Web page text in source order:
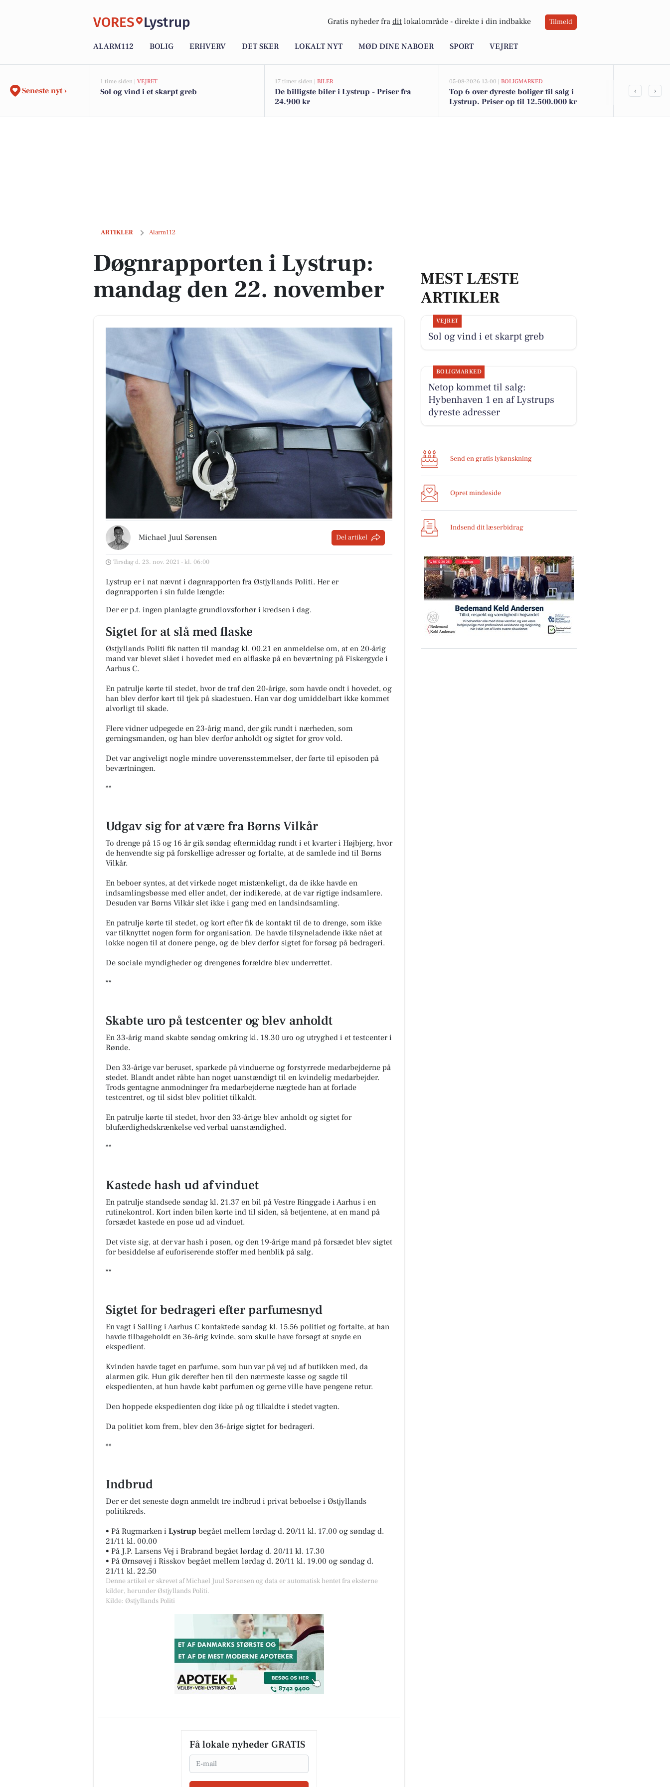
VORES Lystrup Gratis nyheder fra dit lokalområde - direkte i din indbakke Tilmeld
ALARM112 BOLIG ERHVERV DET SKER LOKALT NYT MØD DINE NABOER SPORT VEJRET
Seneste nyt ›
1 time siden | VEJRET
Sol og vind i et skarpt greb
17 timer siden | BILER
De billigste biler i Lystrup - Priser fra
24.900 kr
05-08-2026 13:00 | BOLIGMARKED
Top 6 over dyreste boliger til salg i
Lystrup. Priser op til 12.500.000 kr
‹ ›
ARTIKLER Alarm112
Døgnrapporten i Lystrup: mandag den 22. november
Døgnrapporten i Lystrup:
mandag den 22. november
Michael Juul Sørensen Del artikel
Tirsdag d. 23. nov. 2021 - kl. 06:00
Lystrup er i nat nævnt i døgnrapporten fra Østjyllands Politi. Her er
døgnrapporten i sin fulde længde:
Der er p.t. ingen planlagte grundlovsforhør i kredsen i dag.
Sigtet for at slå med flaske
Østjyllands Politi fik natten til mandag kl. 00.21 en anmeldelse om, at en 20-årig
mand var blevet slået i hovedet med en ølflaske på en beværtning på Fiskergyde i
Aarhus C.
En patrulje kørte til stedet, hvor de traf den 20-årige, som havde ondt i hovedet, og
han blev derfor kørt til tjek på skadestuen. Han var dog umiddelbart ikke kommet
alvorligt til skade.
Flere vidner udpegede en 23-årig mand, der gik rundt i nærheden, som
gerningsmanden, og han blev derfor anholdt og sigtet for grov vold.
Det var angiveligt nogle mindre uoverensstemmelser, der førte til episoden på
beværtningen.
**
Udgav sig for at være fra Børns Vilkår
To drenge på 15 og 16 år gik søndag eftermiddag rundt i et kvarter i Højbjerg, hvor
de henvendte sig på forskellige adresser og fortalte, at de samlede ind til Børns
Vilkår.
En beboer syntes, at det virkede noget mistænkeligt, da de ikke havde en
indsamlingsbøsse med eller andet, der indikerede, at de var rigtige indsamlere.
Desuden var Børns Vilkår slet ikke i gang med en landsindsamling.
En patrulje kørte til stedet, og kort efter fik de kontakt til de to drenge, som ikke
var tilknyttet nogen form for organisation. De havde tilsyneladende ikke nået at
lokke nogen til at donere penge, og de blev derfor sigtet for forsøg på bedrageri.
De sociale myndigheder og drengenes forældre blev underrettet.
**
Skabte uro på testcenter og blev anholdt
En 33-årig mand skabte søndag omkring kl. 18.30 uro og utryghed i et testcenter i
Rønde.
Den 33-årige var beruset, sparkede på vinduerne og forstyrrede medarbejderne på
stedet. Blandt andet råbte han noget uanstændigt til en kvindelig medarbejder.
Trods gentagne anmodninger fra medarbejderne nægtede han at forlade
testcentret, og til sidst blev politiet tilkaldt.
En patrulje kørte til stedet, hvor den 33-årige blev anholdt og sigtet for
blufærdighedskrænkelse ved verbal uanstændighed.
**
Kastede hash ud af vinduet
En patrulje standsede søndag kl. 21.37 en bil på Vestre Ringgade i Aarhus i en
rutinekontrol. Kort inden bilen kørte ind til siden, så betjentene, at en mand på
forsædet kastede en pose ud ad vinduet.
Det viste sig, at der var hash i posen, og den 19-årige mand på forsædet blev sigtet
for besiddelse af euforiserende stoffer med henblik på salg.
**
Sigtet for bedrageri efter parfumesnyd
En vagt i Salling i Aarhus C kontaktede søndag kl. 15.56 politiet og fortalte, at han
havde tilbageholdt en 36-årig kvinde, som skulle have forsøgt at snyde en
ekspedient.
Kvinden havde taget en parfume, som hun var på vej ud af butikken med, da
alarmen gik. Hun gik derefter hen til den nærmeste kasse og sagde til
ekspedienten, at hun havde købt parfumen og gerne ville have pengene retur.
Den hoppede ekspedienten dog ikke på og tilkaldte i stedet vagten.
Da politiet kom frem, blev den 36-årige sigtet for bedrageri.
**
Indbrud
Der er det seneste døgn anmeldt tre indbrud i privat beboelse i Østjyllands
politikreds.
• På Rugmarken i Lystrup begået mellem lørdag d. 20/11 kl. 17.00 og søndag d.
21/11 kl. 00.00
• På J.P. Larsens Vej i Brabrand begået lørdag d. 20/11 kl. 17.30
• På Ørnsøvej i Risskov begået mellem lørdag d. 20/11 kl. 19.00 og søndag d.
21/11 kl. 22.50
Denne artikel er skrevet af Michael Juul Sørensen og data er automatisk hentet fra eksterne
kilder, herunder Østjyllands Politi.
Kilde: Østjyllands Politi
Få lokale nyheder GRATIS
Email
MEST LÆSTE
ARTIKLER
VEJRET
Sol og vind i et skarpt greb
BOLIGMARKED
Netop kommet til salg:
Hybenhaven 1 en af Lystrups
dyreste adresser
Send en gratis lykønskning
Opret mindeside
Indsend dit læserbidrag